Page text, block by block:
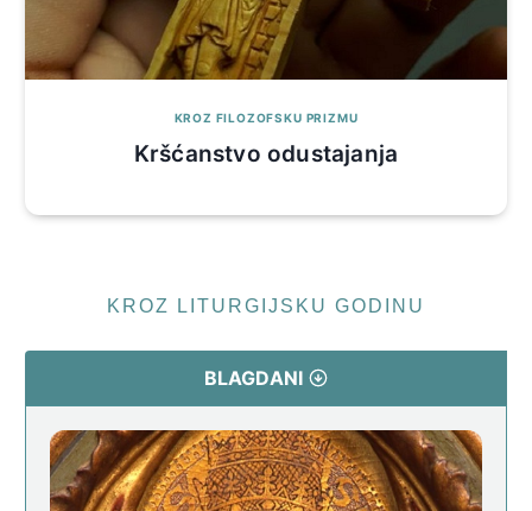
KROZ FILOZOFSKU PRIZMU
Kršćanstvo odustajanja
KROZ LITURGIJSKU GODINU
BLAGDANI